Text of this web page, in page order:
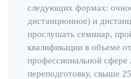
следующих формах:
дистанционное) и
прослушать семинар,
квалификации в объеме
профессиональной
переподготовку, свыше